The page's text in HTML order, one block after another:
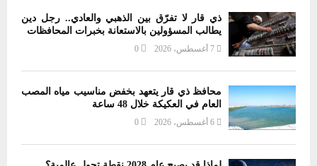
ذي قار لا تفرّق بين الذهبي والعادي.. رجل دين
يطالب المسؤولين بالاستعانة بخبرات المحافظات
7 أغسطس، 2026 0
محافظ ذي قار يتعهد بخفض مناسيب مياه المصب
العام في العكيكة خلال 48 ساعة
6 أغسطس، 2026 0